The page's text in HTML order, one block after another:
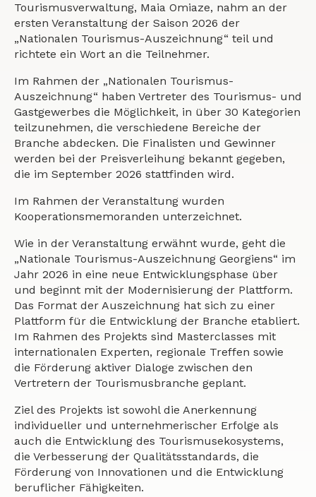
Tourismusverwaltung, Maia Omiaze, nahm an der
ersten Veranstaltung der Saison 2026 der
„Nationalen Tourismus-Auszeichnung“ teil und
richtete ein Wort an die Teilnehmer.
Im Rahmen der „Nationalen Tourismus-
Auszeichnung“ haben Vertreter des Tourismus- und
Gastgewerbes die Möglichkeit, in über 30 Kategorien
teilzunehmen, die verschiedene Bereiche der
Branche abdecken. Die Finalisten und Gewinner
werden bei der Preisverleihung bekannt gegeben,
die im September 2026 stattfinden wird.
Im Rahmen der Veranstaltung wurden
Kooperationsmemoranden unterzeichnet.
Wie in der Veranstaltung erwähnt wurde, geht die
„Nationale Tourismus-Auszeichnung Georgiens“ im
Jahr 2026 in eine neue Entwicklungsphase über
und beginnt mit der Modernisierung der Plattform.
Das Format der Auszeichnung hat sich zu einer
Plattform für die Entwicklung der Branche etabliert.
Im Rahmen des Projekts sind Masterclasses mit
internationalen Experten, regionale Treffen sowie
die Förderung aktiver Dialoge zwischen den
Vertretern der Tourismusbranche geplant.
Ziel des Projekts ist sowohl die Anerkennung
individueller und unternehmerischer Erfolge als
auch die Entwicklung des Tourismusekosystems,
die Verbesserung der Qualitätsstandards, die
Förderung von Innovationen und die Entwicklung
beruflicher Fähigkeiten.